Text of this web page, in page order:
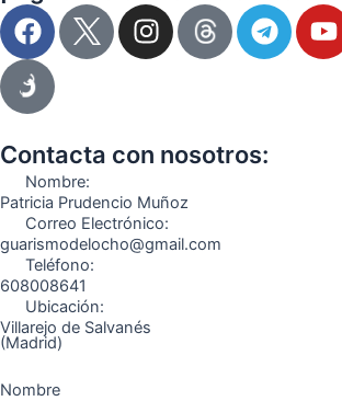
F
a
c
e
o
o
k
I
n
g
a
m
T
e
r
Y
o
Contacta con nosotros:
Nombre:
Patricia Prudencio Muñoz
Correo Electrónico:
guarismodelocho@gmail.com
Teléfono:
608008641
Ubicación:
Villarejo de Salvanés
(Madrid)
Nombre